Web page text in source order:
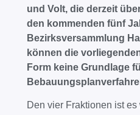
und Volt, die derzeit
den kommenden fünf
Bezirksversammlung
können die
Form keine Grundlage
Den vier Fraktionen ist